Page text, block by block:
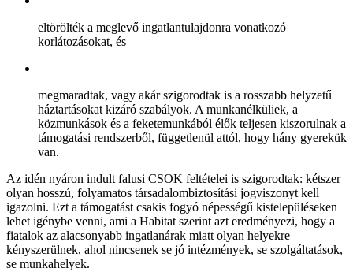
eltörölték a meglevő ingatlantulajdonra vonatkozó
korlátozásokat, és
megmaradtak, vagy akár szigorodtak is a rosszabb helyzetű
háztartásokat kizáró szabályok. A munkanélküliek, a
közmunkások és a feketemunkából élők teljesen kiszorulnak a
támogatási rendszerből, függetlenül attól, hogy hány gyerekük
van.
Az idén nyáron indult falusi CSOK feltételei is szigorodtak: kétszer
olyan hosszú, folyamatos társadalombiztosítási jogviszonyt kell
igazolni. Ezt a támogatást csakis fogyó népességű kistelepüléseken
lehet igénybe venni, ami a Habitat szerint azt eredményezi, hogy a
fiatalok az alacsonyabb ingatlanárak miatt olyan helyekre
kényszerülnek, ahol nincsenek se jó intézmények, se szolgáltatások,
se munkahelyek.